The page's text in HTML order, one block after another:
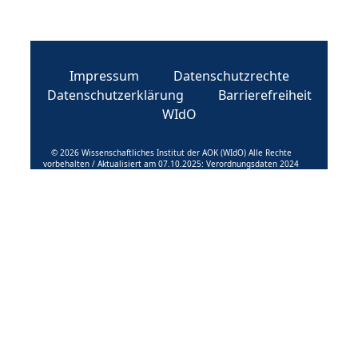
Impressum
Datenschutzrechte
Datenschutzerklärung
Barrierefreiheit
WIdO
© 2026 Wissenschaftliches Institut der AOK (WIdO) Alle Rechte
vorbehalten / Aktualisiert am 07.10.2025: Verordnungsdaten 2024